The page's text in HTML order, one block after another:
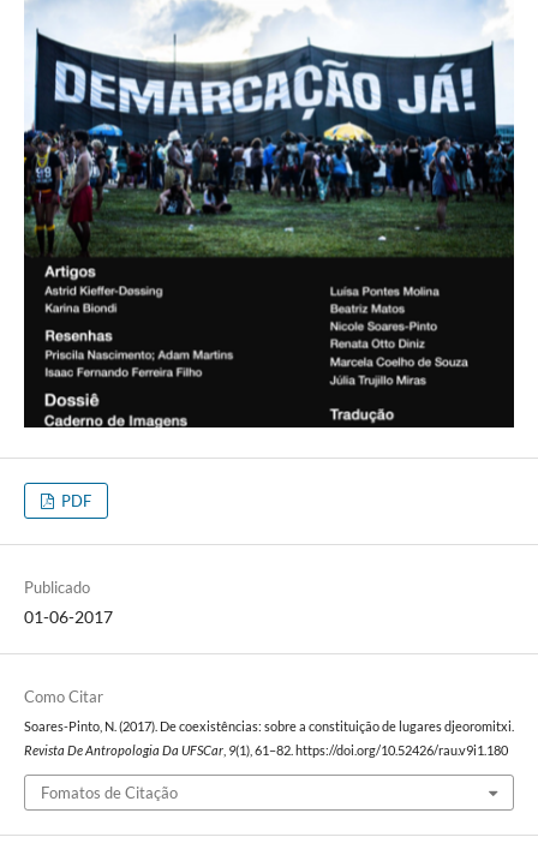
PDF
Publicado
01-06-2017
Como Citar
Soares-Pinto, N. (2017). De coexistências: sobre a constituição de lugares djeoromitxi.
Revista De Antropologia Da UFSCar, 9(1), 61–82. https://doi.org/10.52426/rau.v9i1.180
Fomatos de Citação